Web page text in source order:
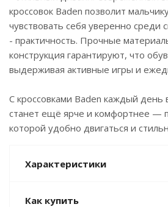
кроссовок Baden позволит
чувствовать себя уверенно среди
- практичность. Прочные
конструкция гарантируют, что
выдерживая активные игры и
С кроссовками Baden каждый день
станет ещё ярче и комфортнее —
которой удобно двигаться и
Характеристики
Как купить